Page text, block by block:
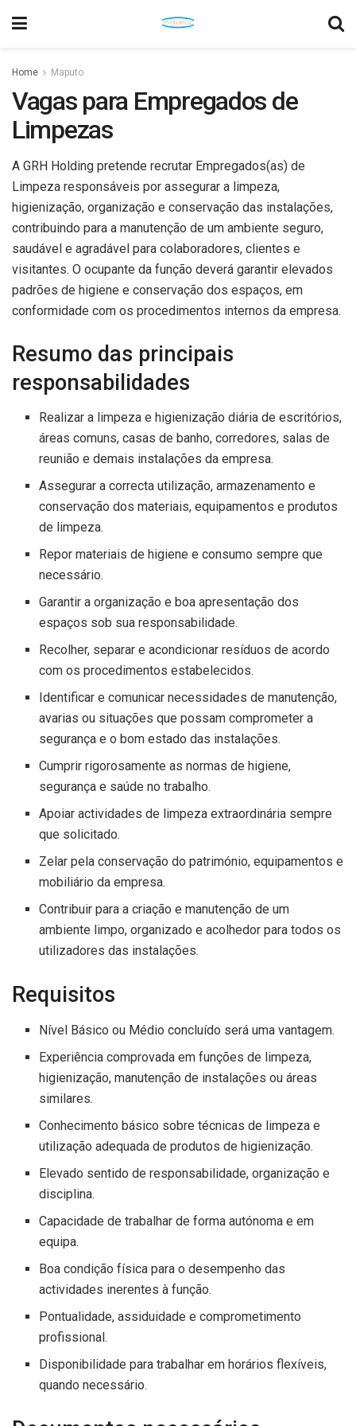
Home Maputo
Vagas para Empregados de
Limpezas
A GRH Holding pretende recrutar Empregados(as) de
Limpeza responsáveis por assegurar a limpeza,
higienização, organização e conservação das instalações,
contribuindo para a manutenção de um ambiente seguro,
saudável e agradável para colaboradores, clientes e
visitantes. O ocupante da função deverá garantir elevados
padrões de higiene e conservação dos espaços, em
conformidade com os procedimentos internos da empresa.
Resumo das principais
responsabilidades
Realizar a limpeza e higienização diária de escritórios,
áreas comuns, casas de banho, corredores, salas de
reunião e demais instalações da empresa.
Assegurar a correcta utilização, armazenamento e
conservação dos materiais, equipamentos e produtos
de limpeza.
Repor materiais de higiene e consumo sempre que
necessário.
Garantir a organização e boa apresentação dos
espaços sob sua responsabilidade.
Recolher, separar e acondicionar resíduos de acordo
com os procedimentos estabelecidos.
Identificar e comunicar necessidades de manutenção,
avarias ou situações que possam comprometer a
segurança e o bom estado das instalações.
Cumprir rigorosamente as normas de higiene,
segurança e saúde no trabalho.
Apoiar actividades de limpeza extraordinária sempre
que solicitado.
Zelar pela conservação do património, equipamentos e
mobiliário da empresa.
Contribuir para a criação e manutenção de um
ambiente limpo, organizado e acolhedor para todos os
utilizadores das instalações.
Requisitos
Nível Básico ou Médio concluído será uma vantagem.
Experiência comprovada em funções de limpeza,
higienização, manutenção de instalações ou áreas
similares.
Conhecimento básico sobre técnicas de limpeza e
utilização adequada de produtos de higienização.
Elevado sentido de responsabilidade, organização e
disciplina.
Capacidade de trabalhar de forma autónoma e em
equipa.
Boa condição física para o desempenho das
actividades inerentes à função.
Pontualidade, assiduidade e comprometimento
profissional.
Disponibilidade para trabalhar em horários flexíveis,
quando necessário.